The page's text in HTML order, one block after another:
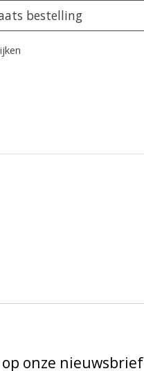
bestelling
onze nieuwsbrief